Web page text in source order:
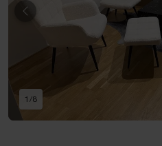
Föregående
1 /8